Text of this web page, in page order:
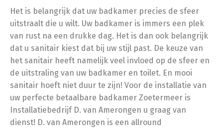
Het is belangrijk dat uw badkamer precies de sfeer
uitstraalt die u wilt. Uw badkamer is immers een plek
van rust na een drukke dag. Het is dan ook belangrijk
dat u sanitair kiest dat bij uw stijl past. De keuze van
het sanitair heeft namelijk veel invloed op de sfeer en
de uitstraling van uw badkamer en toilet. En mooi
sanitair hoeft niet duur te zijn! Voor de installatie van
uw perfecte betaalbare badkamer Zoetermeer is
Installatiebedrijf D. van Amerongen u graag van
dienst! D. van Amerongen is een allround